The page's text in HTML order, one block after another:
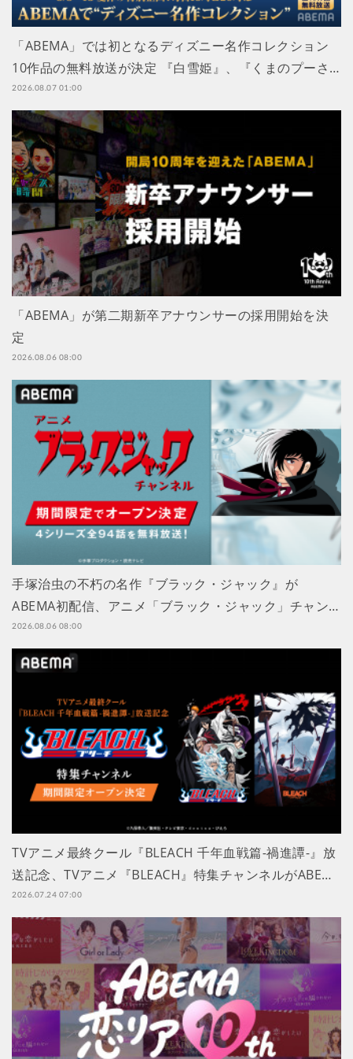
「ABEMA」では初となるディズニー名作コレクション
10作品の無料放送が決定 『白雪姫』、『くまのプーさ…
2026.08.07 01:00
「ABEMA」が第二期新卒アナウンサーの採用開始を決
定
2026.08.06 08:00
手塚治虫の不朽の名作『ブラック・ジャック』が
ABEMA初配信、アニメ「ブラック・ジャック」チャン…
2026.08.06 08:00
TVアニメ最終クール『BLEACH 千年血戦篇-禍進譚-』放
送記念、TVアニメ『BLEACH』特集チャンネルがABE…
2026.07.24 07:00